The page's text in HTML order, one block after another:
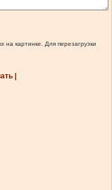
на картинке. Для перезагрузки
|